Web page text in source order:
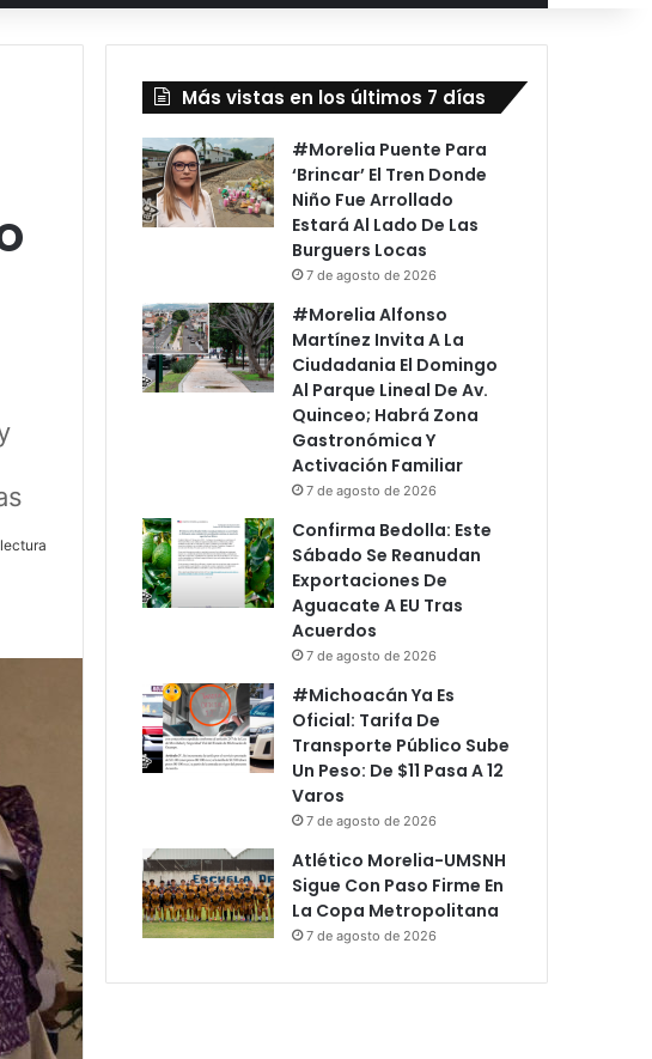
por
Más vistas en los últimos 7 días
#Morelia Puente Para
‘Brincar’ El Tren Donde
Niño Fue Arrollado
Estará Al Lado De Las
Burguers Locas
7 de agosto de 2026
#Morelia Alfonso
Martínez Invita A La
Ciudadania El Domingo
Al Parque Lineal De Av.
Quinceo; Habrá Zona
Gastronómica Y
Activación Familiar
7 de agosto de 2026
Confirma Bedolla: Este
Sábado Se Reanudan
Exportaciones De
Aguacate A EU Tras
Acuerdos
7 de agosto de 2026
#Michoacán Ya Es
Oficial: Tarifa De
Transporte Público Sube
Un Peso: De $11 Pasa A 12
Varos
7 de agosto de 2026
Atlético Morelia-UMSNH
Sigue Con Paso Firme En
La Copa Metropolitana
7 de agosto de 2026